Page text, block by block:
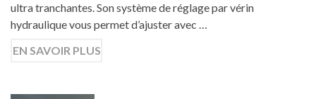
ultra tranchantes. Son système de réglage par vérin
hydraulique vous permet d’ajuster avec …
EN SAVOIR PLUS